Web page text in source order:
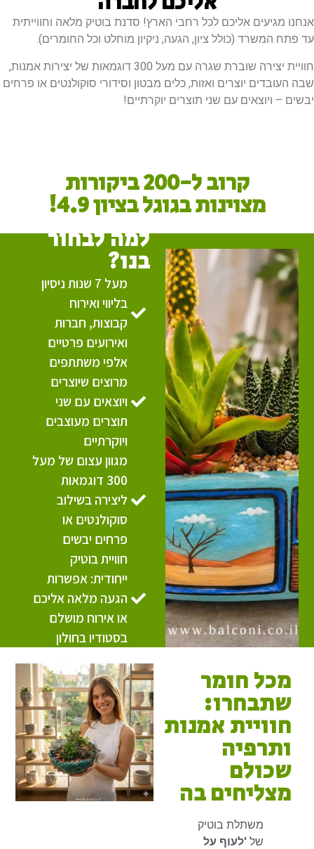
אנחנו מגיעים אליכם לכל רחבי הארץ! סדנת בוטיק מלאה וחווייתית
עד פתח המשרד (כולל ציון, הגעה, ניקיון מוחלט וכל החומרים).
חוויית יצירה שוברת שגרה עם מעל 300 דוגמאות של יצירות אמנות,
שבה העובדים יוצרים ואזות, כלים מבטון וסידורי סוקולנטים או פרחים
יבשים – ויוצאים עם שני תוצרים יוקרתיים!​
קרוב ל-200 ביקורות
מצוינות בגוגל בציון 4.9!
למה לבחור
בנו?
מעל 7 שנות ניסיון
בליווי ואירוח
קבוצות, חברות
ואירועים פרטיים
אלפי משתתפים
מרוצים שיוצרים
ויוצאים עם שני
תוצרים מעוצבים
ויוקרתיים
מגוון עצום של מעל
300 דוגמאות
ליצירה בשילוב
סוקולנטים או
פרחים יבשים
חוויית בוטיק
ייחודית: אפשרות
הגעה מלאה אליכם
או אירוח מושלם
בסטודיו בחולון
מכל חומר
שתבחרו:
חוויית אמנות
ותרפיה
שכולם
מצליחים בה
משתלת בוטיק
של'לעוף על